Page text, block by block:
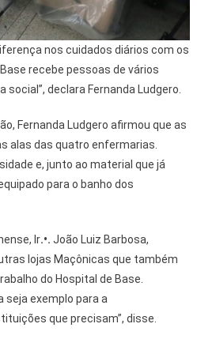
nos cuidados diários com os
recebe pessoas de vários
declara Fernanda Ludgero.
Fernanda Ludgero afirmou que as
alas das quatro enfermarias.
e, junto ao material que já
para o banho dos
Ir.•. João Luiz Barbosa,
lojas Maçônicas que também
do Hospital de Base.
seja exemplo para a
que precisam”, disse.